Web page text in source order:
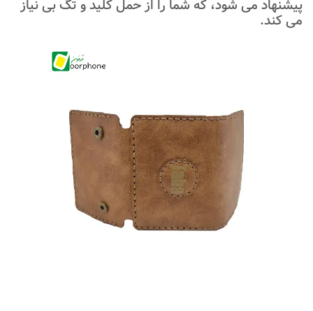
پیشنهاد می شود، که شما را از حمل کلید و تگ بی نیاز
می کند.